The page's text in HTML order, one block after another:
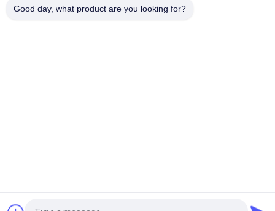
Good day, what product are you looking for?